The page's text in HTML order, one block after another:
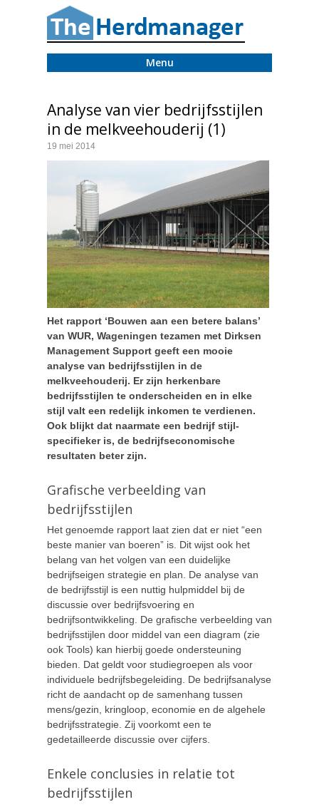
Menu
Analyse van vier bedrijfsstijlen
in de melkveehouderij (1)
19 mei 2014
Het rapport ‘Bouwen aan een betere balans’
van WUR, Wageningen tezamen met Dirksen
Management Support geeft een mooie
analyse van bedrijfsstijlen in de
melkveehouderij. Er zijn herkenbare
bedrijfsstijlen te onderscheiden en in elke
stijl valt een redelijk inkomen te verdienen.
Ook blijkt dat naarmate een bedrijf stijl-
specifieker is, de bedrijfseconomische
resultaten beter zijn.
Grafische verbeelding van
bedrijfsstijlen
Het genoemde rapport laat zien dat er niet “een
beste manier van boeren” is. Dit wijst ook het
belang van het volgen van een duidelijke
bedrijfseigen strategie en plan. De analyse van
de bedrijfsstijl is een nuttig hulpmiddel bij de
discussie over bedrijfsvoering en
bedrijfsontwikkeling. De grafische verbeelding van
bedrijfsstijlen door middel van een diagram (zie
ook Tools) kan hierbij goede ondersteuning
bieden. Dat geldt voor studiegroepen als voor
individuele bedrijfsbegeleiding. De bedrijfsanalyse
richt de aandacht op de samenhang tussen
mens/gezin, kringloop, economie en de algehele
bedrijfsstrategie. Zij voorkomt een te
gedetailleerde discussie over cijfers.
Enkele conclusies in relatie tot
bedrijfsstijlen